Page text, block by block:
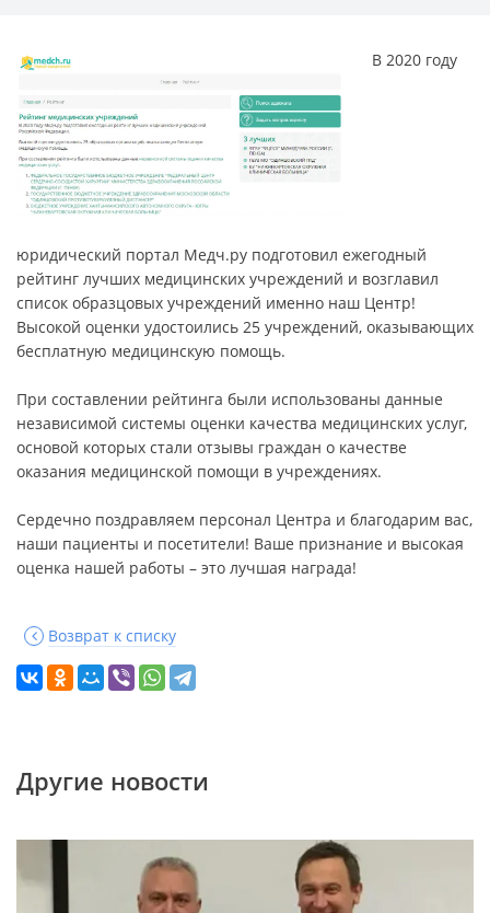
В 2020 году
юридический портал Медч.ру подготовил ежегодный
рейтинг лучших медицинских учреждений и возглавил
список образцовых учреждений именно наш Центр!
Высокой оценки удостоились 25 учреждений, оказывающих
бесплатную медицинскую помощь.
При составлении рейтинга были использованы данные
независимой системы оценки качества медицинских услуг,
основой которых стали отзывы граждан о качестве
оказания медицинской помощи в учреждениях.
Сердечно поздравляем персонал Центра и благодарим вас,
наши пациенты и посетители! Ваше признание и высокая
оценка нашей работы – это лучшая награда!
Возврат к списку
Другие новости